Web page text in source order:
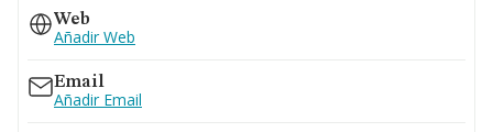
Web
Añadir Web
Email
Añadir Email